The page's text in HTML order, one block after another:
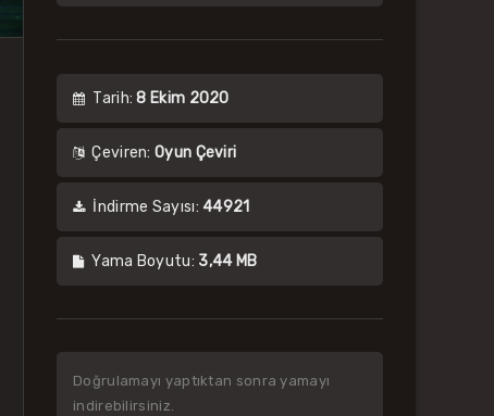
Tarih: 8 Ekim 2020
Çeviren: Oyun Çeviri
İndirme Sayısı: 44921
Yama Boyutu: 3,44 MB
Doğrulamayı yaptıktan sonra yamayı
indirebilirsiniz.